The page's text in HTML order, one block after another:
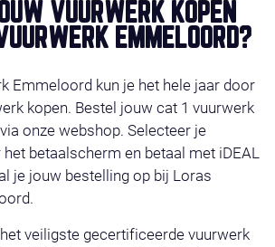
VUURWERK KOPEN
EMMELOORD?
Emmeloord kun je het hele jaar door
kopen. Bestel jouw cat 1 vuurwerk
onze webshop. Selecteer je
het betaalscherm en betaal met iDEAL
je jouw bestelling op bij Loras
veiligste gecertificeerde vuurwerk